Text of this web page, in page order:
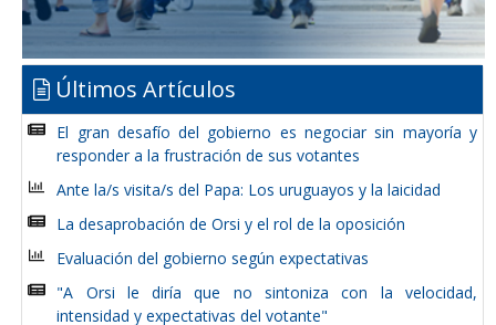
Últimos Artículos
El gran desafío del gobierno es negociar sin mayoría y
responder a la frustración de sus votantes
Ante la/s visita/s del Papa: Los uruguayos y la laicidad
La desaprobación de Orsi y el rol de la oposición
Evaluación del gobierno según expectativas
"A Orsi le diría que no sintoniza con la velocidad,
intensidad y expectativas del votante"